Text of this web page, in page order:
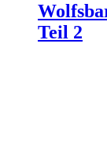
Teil 2